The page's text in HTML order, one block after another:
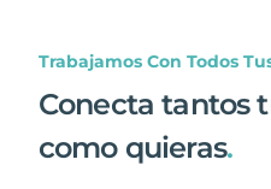
Trabajamos Con Todos
Conecta tantos
como quieras.